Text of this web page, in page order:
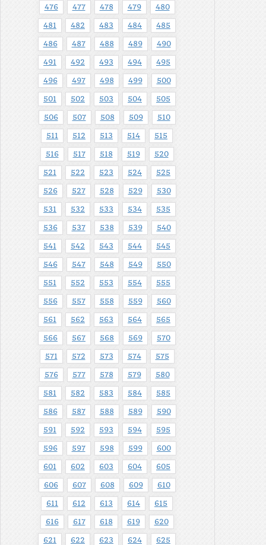
476 477 478 479 480
481 482 483 484 485
486 487 488 489 490
491 492 493 494 495
496 497 498 499 500
501 502 503 504 505
506 507 508 509 510
511 512 513 514 515
516 517 518 519 520
521 522 523 524 525
526 527 528 529 530
531 532 533 534 535
536 537 538 539 540
541 542 543 544 545
546 547 548 549 550
551 552 553 554 555
556 557 558 559 560
561 562 563 564 565
566 567 568 569 570
571 572 573 574 575
576 577 578 579 580
581 582 583 584 585
586 587 588 589 590
591 592 593 594 595
596 597 598 599 600
601 602 603 604 605
606 607 608 609 610
611 612 613 614 615
616 617 618 619 620
621 622 623 624 625